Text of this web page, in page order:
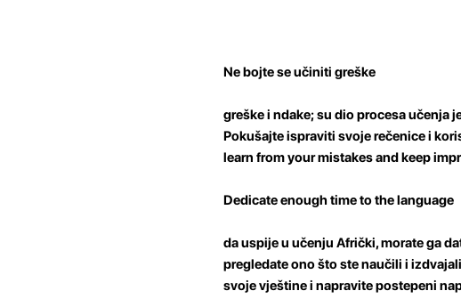
Ne bojte se učiniti greške
greške i ndake; su dio procesa učenja
Pokušajte ispraviti svoje rečenice i
learn from your mistakes and keep
Dedicate enough time to the language
da uspije u učenju Afrički, morate ga
pregledate ono što ste naučili i
svoje vještine i napravite postepeni